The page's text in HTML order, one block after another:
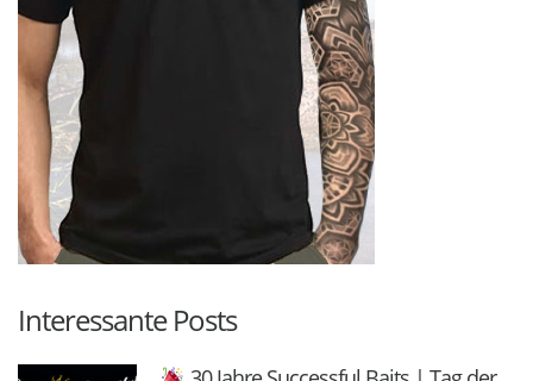
Interessante Posts